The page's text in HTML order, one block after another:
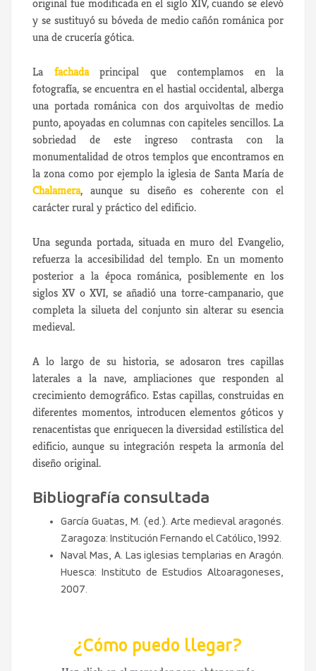
original fue modificada en el siglo XIV, cuando se elevó
y se sustituyó su bóveda de medio cañón románica por
una de crucería gótica.
La fachadaprincipal que contemplamos en la
fotografía, se encuentra en el hastial occidental, alberga
una portada románica con dos arquivoltas de medio
punto, apoyadas en columnas con capiteles sencillos. La
sobriedad de este ingreso contrasta con la
monumentalidad de otros templos que encontramos en
la zona como por ejemplo la iglesia de Santa María de
Chalamera, aunque su diseño es coherente con el
carácter rural y práctico del edificio.
Una segunda portada, situada en muro del Evangelio,
refuerza la accesibilidad del templo. En un momento
posterior a la época románica, posiblemente en los
siglos XV o XVI, se añadió una torre-campanario, que
completa la silueta del conjunto sin alterar su esencia
medieval.
A lo largo de su historia, se adosaron tres capillas
laterales a la nave, ampliaciones que responden al
crecimiento demográfico. Estas capillas, construidas en
diferentes momentos, introducen elementos góticos y
renacentistas que enriquecen la diversidad estilística del
edificio, aunque su integración respeta la armonía del
diseño original.
Bibliografía consultada
García Guatas, M. (ed.). Arte medieval aragonés.
Zaragoza: Institución Fernando el Católico, 1992.
Naval Mas, A. Las iglesias templarias en Aragón.
Huesca: Instituto de Estudios Altoaragoneses,
2007.
¿Cómo puedo llegar?